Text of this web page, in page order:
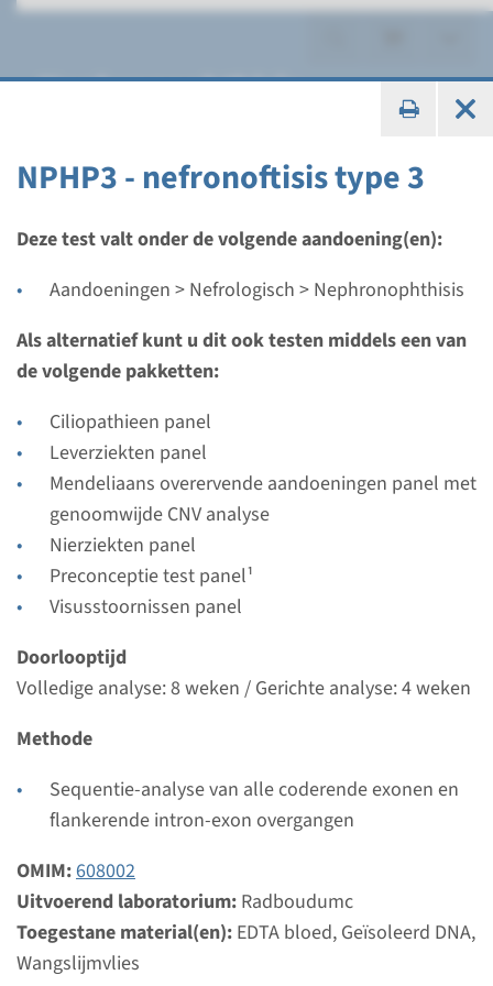
NPHP3 - nefronoftisis type 3
Deze test valt onder de volgende aandoening(en):
Aandoeningen > Nefrologisch > Nephronophthisis
Als alternatief kunt u dit ook testen middels een van
de volgende pakketten:
Ciliopathieen panel
Leverziekten panel
Mendeliaans overervende aandoeningen panel met
genoomwijde CNV analyse
Nierziekten panel
Preconceptie test panel¹
Visusstoornissen panel
Doorlooptijd
Volledige analyse: 8 weken / Gerichte analyse: 4 weken
Methode
Sequentie-analyse van alle coderende exonen en
flankerende intron-exon overgangen
OMIM:608002
Uitvoerend laboratorium: Radboudumc
Toegestane material(en): EDTA bloed, Geïsoleerd DNA,
Wangslijmvlies
Nephronophthisis
Gen
CEP164 - nephronophthisis
type 15
Doorlooptijd
weken
Uitvoerend laboratorium
Radboudumc
Bekijk
Toevoegen
Gen
NPHP1 - nephronophthisis
type 1
Doorlooptijd
Volledige analyse: 8 weken / Gerichte analyse: 4
Uitvoerend laboratorium
Radboudumc
Bekijk